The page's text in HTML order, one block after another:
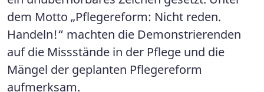
dem Motto „Pflegereform: Nicht reden.
Handeln!“ machten die Demonstrierenden
auf die Missstände in der Pflege und die
Mängel der geplanten Pflegereform
aufmerksam.